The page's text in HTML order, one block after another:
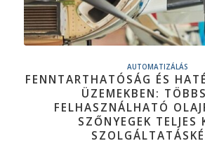
AUTOMATIZÁLÁS
FENNTARTHATÓSÁG ÉS
ÜZEMEKBEN:
FELHASZNÁLHATÓ
SZŐNYEGEK TELJES